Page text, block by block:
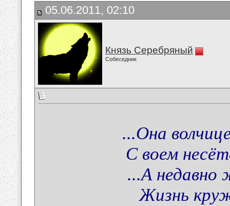
05.06.2011, 02:10
Князь Серебряный
Собеседник
...Она
С воем
...А недавно
Жизнь